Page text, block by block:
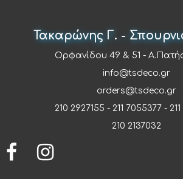
Τακαρώνης Γ. -
Ορφανίδου 49 & 51 -
info@tsdeco.gr
orders@tsdeco.gr
210 2927155 - 211 7055377 -
210 2137032